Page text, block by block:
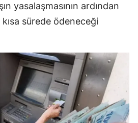
yasalaşmasının ardından
kısa sürede ödeneceği